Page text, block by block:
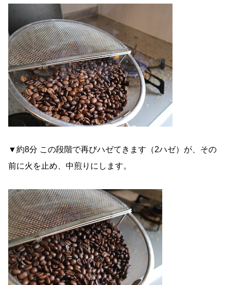
▼約8分 この段階で再びハゼてきます（2ハゼ）が、その
前に火を止め、中煎りにします。